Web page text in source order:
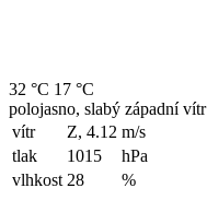
32 °C 17 °C
polojasno, slabý západní vítr
vítr
Z, 4.12 m/s
tlak
1015
hPa
vlhkost 28 %